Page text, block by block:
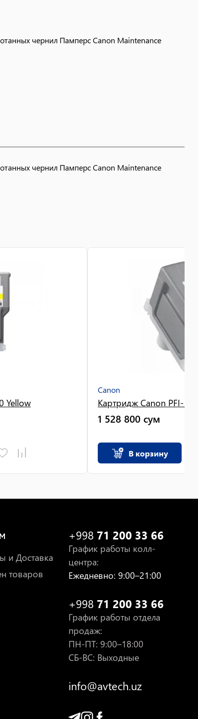
чернил Памперс Canon Maintenance
чернил Памперс Canon Maintenance
Yellow
Canon
Картридж Canon PFI-
1 528 800 сум
В корзину
и Доставка
товаров
+998 71 200 33 66
График работы колл-
центра:
Ежедневно: 9:00–21:00
+998 71 200 33 66
График работы отдела
продаж:
ПН-ПТ: 9:00–18:00
СБ-ВС: Выходные
info@avtech.uz